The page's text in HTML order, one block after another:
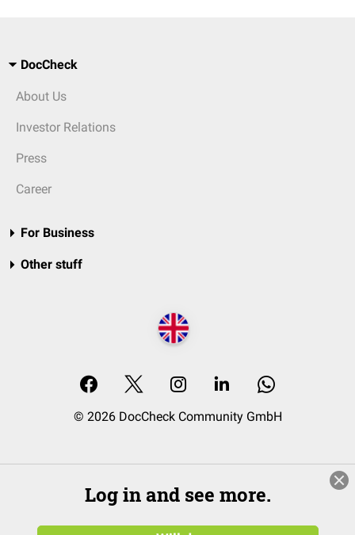
DocCheck
About Us
Investor Relations
Press
Career
For Business
Other stuff
© 2026 DocCheck Community GmbH
Log in and see more.